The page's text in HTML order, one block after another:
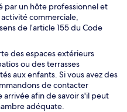
par un hôte professionnel et
commerciale,
de l’article 155 du Code
des espaces extérieurs
ou des terrasses
aux enfants. Si vous avez des
de contacter
afin de savoir s'il peut
adéquate.